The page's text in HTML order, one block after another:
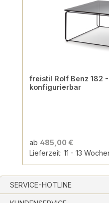
freistil Rolf Benz 182
konfigurierbar
ab 485,00 €
Lieferzeit: 11 - 13
SERVICE-HOTLINE